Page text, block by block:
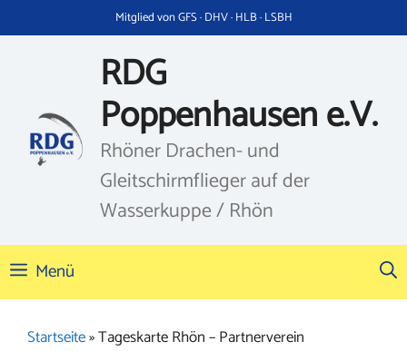
Inhalt
Mitglied von GFS · DHV · HLB · LSBH
RDG
Poppenhausen e.V.
Rhöner Drachen- und
Gleitschirmflieger auf der
Wasserkuppe / Rhön
Menü
Startseite»Tageskarte Rhön – Partnerverein